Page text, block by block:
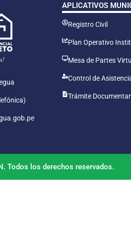
APLICATIVOS
Registro Civil
Plan Operativo
Mesa de Partes
Control de
Trámite
Todos los derechos reservados.